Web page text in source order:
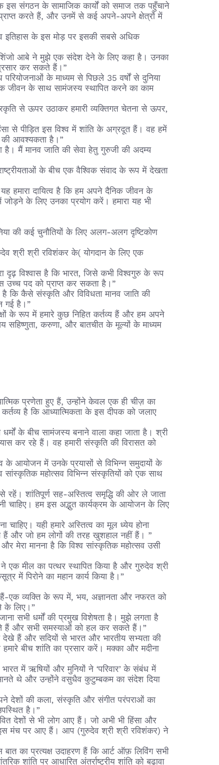
संगठन के सामाजिक कार्यों को समाज तक पहुँचाने
करते हैं, और उनमें से कई अपने-अपने क्षेत्रों में
इतिहास के इस मोड़ पर इसकी सबसे अधिक
शिंजो आबे ने मुझे एक संदेश देने के लिए कहा है। उनका
कर सकते हैं।”
के माध्यम से पिछले 35 वर्षों से दुनिया
जीवन के साथ सामंजस्य स्थापित करने का काम
से ऊपर उठाकर हमारी व्यक्तिगत चेतना से ऊपर,
से पीड़ित इस विश्व में शांति के अग्रदूत हैं। वह हमें
आवश्यकता है।”
है। मैं मानव जाति की सेवा हेतु गुरुजी की अदम्य
के बीच एक वैश्विक संवाद के रूप में देखता
हमारा दायित्व है कि हम अपने दैनिक जीवन के
के लिए उनका प्रयोग करें। हमारा यह भी
की कई चुनौतियों के लिए अलग-अलग दृष्टिकोण
श्री श्री रविशंकर के( योगदान के लिए एक
दृढ़ विश्वास है कि भारत, जिसे कभी विश्वगुरु के रूप
उच्च पद को प्राप्त कर सकता है।”
कि कैसे संस्कृति और विविधता मानव जाति की
गई है।”
के रूप में हमारे कुछ निहित कर्तव्य हैं और हम अपने
करुणा, और बातचीत के मूल्यों के माध्‍यम
प्रणेता हुए हैं, उन्होंने केवल एक ही चीज़ का
है कि आध्यात्मिकता के इस दीपक को जलाए
के बीच सामंजस्य बनाने वाला कहा जाता है। श्री
कर रहे हैं। वह हमारी संस्कृति की विरासत को
के आयोजन में उनके प्रयासों से विभिन्न समुदायों के
महोत्सव विभिन्न संस्कृतियों को एक साथ
रहें। शांतिपूर्ण सह-अस्तित्व समृद्धि की ओर ले जाता
चाहिए। हम इस अद्भुत कार्यक्रम के आयोजन के लिए
चाहिए। यही हमारे अस्तित्व का मूल ध्येय होना
हैं और जो हम लोगों की तरह खुशहाल नहीं हैं। ”
मेरा मानना है कि विश्व सांस्कृतिक महोत्सव उसी
एक मील का पत्थर स्थापित किया है और गुरुदेव श्री
में पिरोने का महान कार्य किया है।”
एक व्यक्ति के रूप में, भय, अज्ञानता और नफरत को
के लिए।”
सभी धर्मों की प्रमुख विशेषता है। मुझे लगता है
हैं और सभी समस्याओं को हल कर सकते हैं।”
हैं और सदियों से भारत और भारतीय सभ्यता की
बीच शांति का प्रसार करें। मक्का और मदीना
में ऋषियों और मुनियों ने ‘परिवार’ के संबंध में
थे और उन्होंने वसुधैव कुटुम्बकम का संदेश दिया
देशों की कला, संस्कृति और संगीत परंपराओं का
है।”
देशों से भी लोग आए हैं। जो अभी भी हिंसा और
मंच पर आए हैं। आप (गुरुदेव श्री श्री रविशंकर) ने
बात का प्रत्यक्ष उदाहरण हैं कि आर्ट ऑफ़ लिविंग सभी
शांति पर आधारित अंतर्राष्ट्रीय शांति को बढ़ावा